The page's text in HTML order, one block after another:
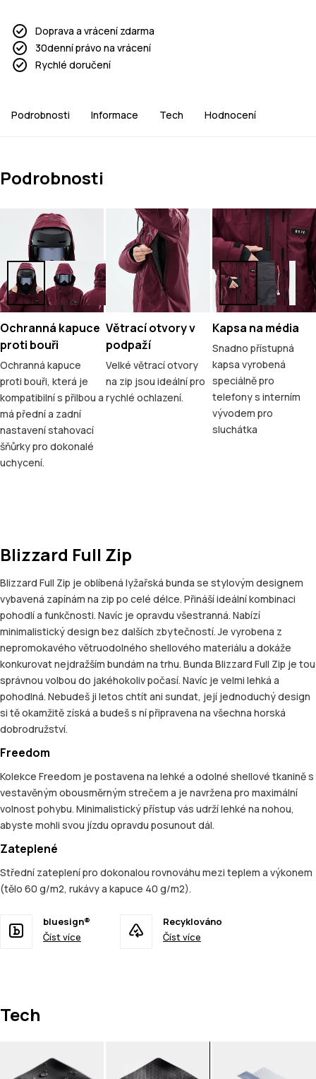
Doprava a vrácení zdarma
30denní právo na vrácení
Rychlé doručení
Podrobnosti Informace Tech Hodnocení
Podrobnosti
Ochranná kapuce
proti bouři
Ochranná kapuce
proti bouři, která je
kompatibilní s přilbou a
má přední a zadní
nastavení stahovací
šňůrky pro dokonalé
uchycení.
Větrací otvory v
podpaží
Velké větrací otvory
na zip jsou ideální pro
rychlé ochlazení.
Kapsa na média
Snadno přístupná
kapsa vyrobená
speciálně pro
telefony s interním
vývodem pro
sluchátka
Blizzard Full Zip
Blizzard Full Zip je oblíbená lyžařská bunda se stylovým designem
vybavená zapínám na zip po celé délce. Přináší ideální kombinaci
pohodlí a funkčnosti. Navíc je opravdu všestranná. Nabízí
minimalistický design bez dalších zbytečností. Je vyrobena z
nepromokavého větruodolného shellového materiálu a dokáže
konkurovat nejdražším bundám na trhu. Bunda Blizzard Full Zip je tou
správnou volbou do jakéhokoliv počasí. Navíc je velmi lehká a
pohodlná. Nebudeš ji letos chtít ani sundat, její jednoduchý design
si tě okamžitě získá a budeš s ní připravena na všechna horská
dobrodružství.
Freedom
Kolekce Freedom je postavena na lehké a odolné shellové tkanině s
vestavěným obousměrným strečem a je navržena pro maximální
volnost pohybu. Minimalistický přístup vás udrží lehké na nohou,
abyste mohli svou jízdu opravdu posunout dál.
Zateplené
Střední zateplení pro dokonalou rovnováhu mezi teplem a výkonem
(tělo 60 g/m2, rukávy a kapuce 40 g/m2).
bluesign®
Číst více
Recyklováno
Číst více
Tech